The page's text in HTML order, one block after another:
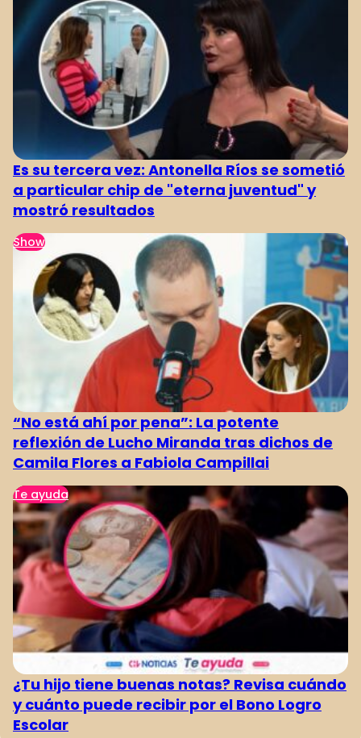
Es su tercera vez: Antonella Ríos se sometió
a particular chip de "eterna juventud" y
mostró resultados
Show
“No está ahí por pena”: La potente
reflexión de Lucho Miranda tras dichos de
Camila Flores a Fabiola Campillai
Te ayuda
¿Tu hijo tiene buenas notas? Revisa cuándo
y cuánto puede recibir por el Bono Logro
Escolar